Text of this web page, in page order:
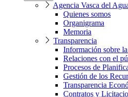
Agencia Vasca del
Quienes somos
Organigrama
Memoria
Transparencia
Información sobre
Relaciones con el
Procesos de
Gestión de los
Transparencia
Contratos y